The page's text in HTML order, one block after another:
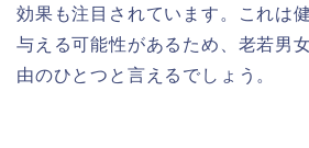
効果も注目されています。これは
与える可能性があるため、老若男
由のひとつと言えるでしょう。